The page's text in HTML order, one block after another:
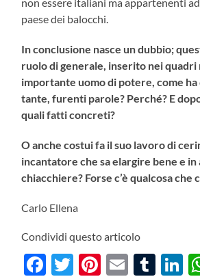
non essere italiani ma appartenenti
paese dei balocchi.
In conclusione nasce un dubbio;
ruolo di generale, inserito nei
importante uomo di potere, come ha
tante, furenti parole? Perché? E
quali fatti concreti?
O anche costui fa il suo lavoro di
incantatore che sa elargire bene e in
chiacchiere? Forse c’è qualcosa che
Carlo Ellena
Condividi questo articolo
Facebook
Twitter
Pinterest
Email